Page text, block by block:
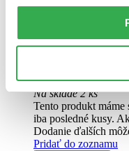
Skládačka o 24 dílcích
pokaždé, když puzzle
fantazii...
9,60 €
Na sklade 2 ks
Tento produkt máme
iba posledné kusy.
Dodanie ďalších
Pridať do zoznamu